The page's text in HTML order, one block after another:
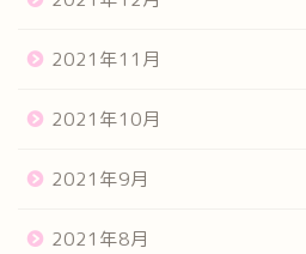
2021年11月
2021年10月
2021年9月
2021年8月